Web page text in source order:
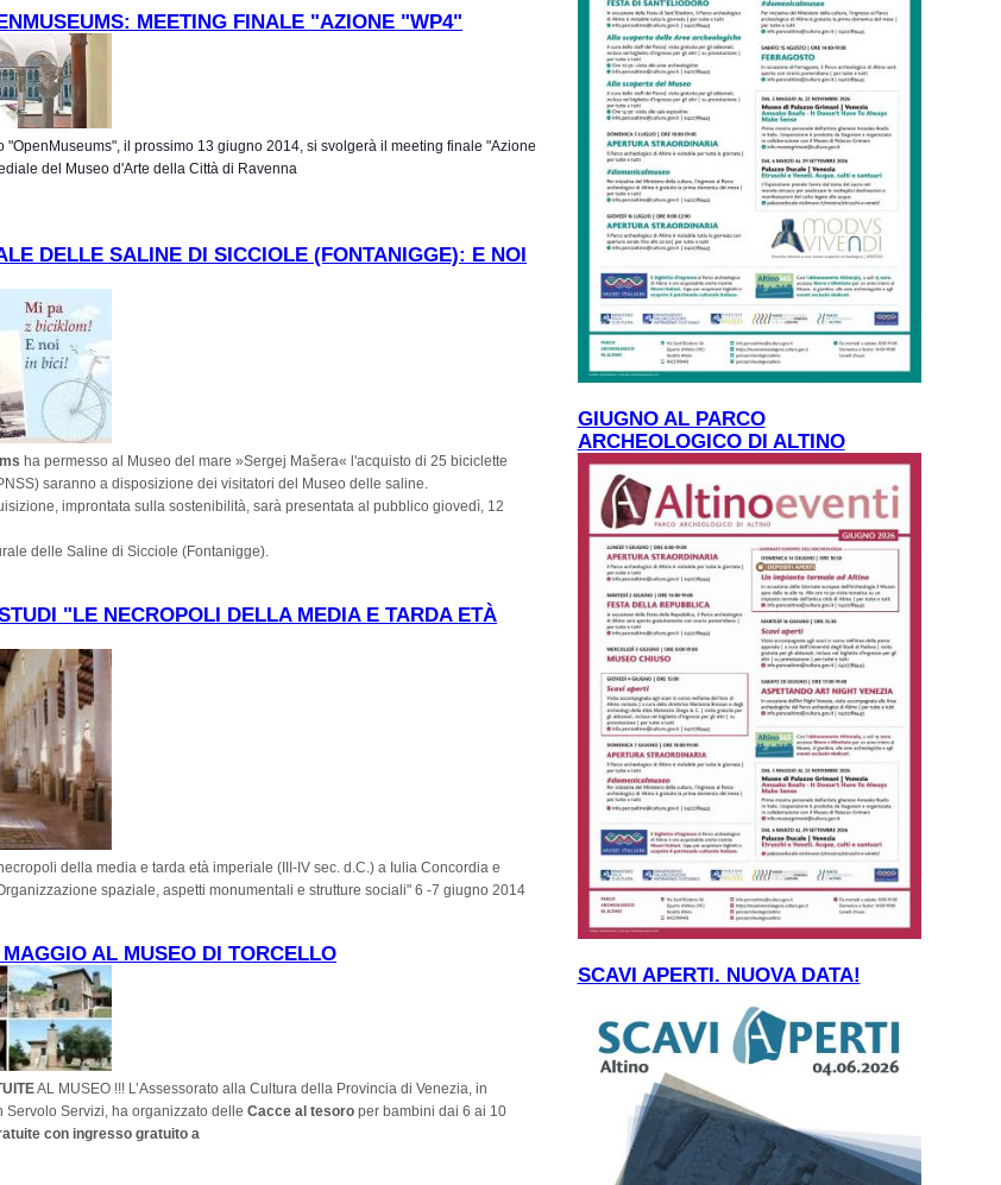
MEETING FINALE "AZIONE "WP4"
"OpenMuseums", il prossimo 13 giugno 2014, si svolgerà il meeting finale "Azione
del Museo d'Arte della Città di Ravenna
DELLE SALINE DI SICCIOLE (FONTANIGGE): E NOI
ha permesso al Museo del mare »Sergej Mašera« l'acquisto di 25 biciclette
saranno a disposizione dei visitatori del Museo delle saline.
improntata sulla sostenibilità, sarà presentata al pubblico giovedì, 12
delle Saline di Sicciole (Fontanigge).
"LE NECROPOLI DELLA MEDIA E TARDA ETÀ
della media e tarda età imperiale (III-IV sec. d.C.) a Iulia Concordia e
spaziale, aspetti monumentali e strutture sociali" 6 -7 giugno 2014
AL MUSEO DI TORCELLO
AL MUSEO !!! L’Assessorato alla Cultura della Provincia di Venezia, in
Servolo Servizi, ha organizzato delleCacce al tesoro per bambini dai 6 ai 10
con ingresso gratuito a
GIUGNO AL PARCO
ARCHEOLOGICO DI ALTINO
SCAVI APERTI. NUOVA DATA!